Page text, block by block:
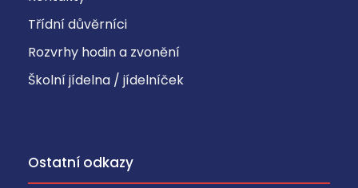
Třídní důvěrníci
Rozvrhy hodin a zvonění
Školní jídelna / jídelníček
Ostatní odkazy